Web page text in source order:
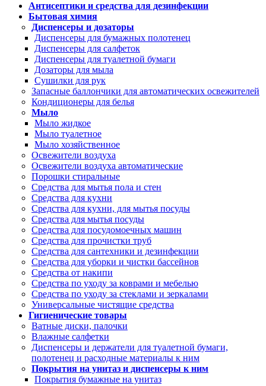
Антисептики и средства для дезинфекции
Бытовая химия
Диспенсеры и дозаторы
Диспенсеры для бумажных полотенец
Диспенсеры для салфеток
Диспенсеры для туалетной бумаги
Дозаторы для мыла
Сушилки для рук
Запасные баллончики для автоматических освежителей
Кондиционеры для белья
Мыло
Мыло жидкое
Мыло туалетное
Мыло хозяйственное
Освежители воздуха
Освежители воздуха автоматические
Порошки стиральные
Средства для мытья пола и стен
Средства для кухни
Средства для кухни, для мытья посуды
Средства для мытья посуды
Средства для посудомоечных машин
Средства для прочистки труб
Средства для сантехники и дезинфекции
Средства для уборки и чистки бассейнов
Средства от накипи
Средства по уходу за коврами и мебелью
Средства по уходу за стеклами и зеркалами
Универсальные чистящие средства
Гигиенические товары
Ватные диски, палочки
Влажные салфетки
Диспенсеры и держатели для туалетной бумаги,
полотенец и расходные материалы к ним
Покрытия на унитаз и диспенсеры к ним
Покрытия бумажные на унитаз